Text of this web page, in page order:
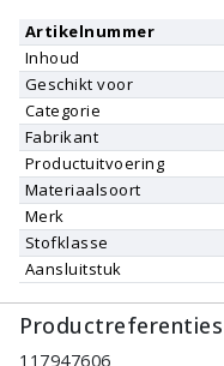
Artikelnummer
Inhoud
Geschikt voor
Categorie
Fabrikant
Productuitvoering
Materiaalsoort
Merk
Stofklasse
Aansluitstuk
Productreferenties
117947606